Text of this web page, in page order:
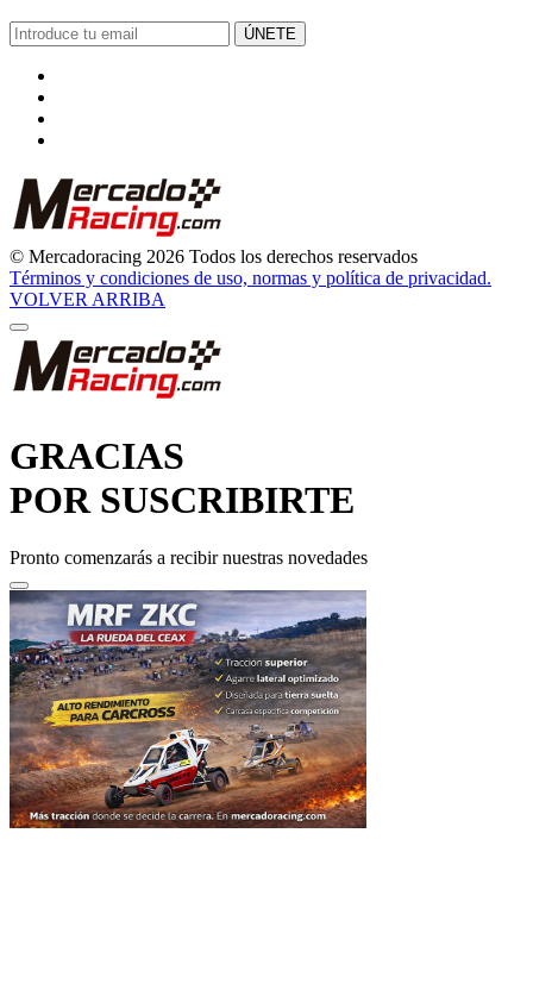
ÚNETE
© Mercadoracing 2026 Todos los derechos reservados
Términos y condiciones de uso, normas y política de privacidad.
VOLVER ARRIBA
GRACIAS
POR SUSCRIBIRTE
Pronto comenzarás a recibir nuestras novedades